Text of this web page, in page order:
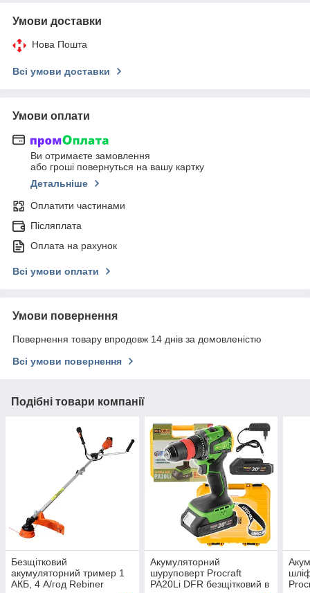
Умови доставки
Нова Пошта
Всі умови доставки
Умови оплати
Ви отримаєте замовлення
або гроші повернуться на вашу картку
Детальніше
Оплатити частинами
Післяплата
Оплата на рахунок
Всі умови оплати
Умови повернення
Повернення товару впродовж 14 днів за домовленістю
Всі умови повернення
Подібні товари компанії
Безщітковий
акумуляторний тример 1
АКБ, 4 А/год Rebiner
Акумуляторний
шуруповерт Procraft
PA20Li DFR безщітковий в